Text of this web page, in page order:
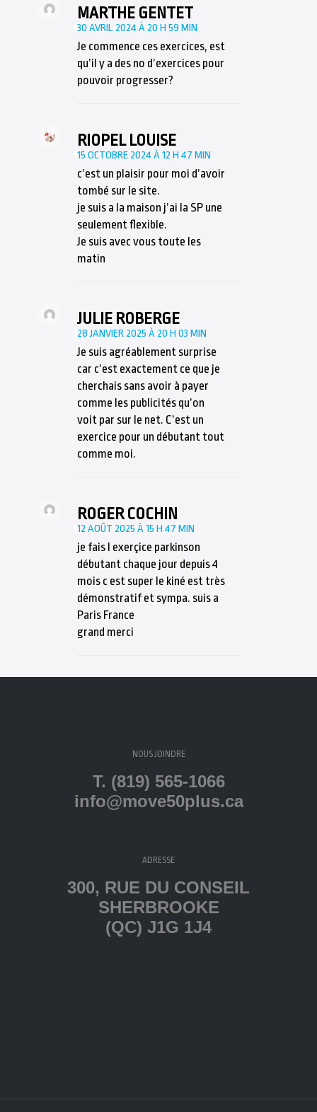
MARTHE GENTET
30 AVRIL 2024 À 20 H 59 MIN
Je commence ces exercices, est
qu’il y a des no d’exercices pour
pouvoir progresser?
RIOPEL LOUISE
15 OCTOBRE 2024 À 12 H 47 MIN
c’est un plaisir pour moi d’avoir
tombé sur le site.
je suis a la maison j’ai la SP une
seulement flexible.
Je suis avec vous toute les
matin
JULIE ROBERGE
28 JANVIER 2025 À 20 H 03 MIN
Je suis agréablement surprise
car c’est exactement ce que je
cherchais sans avoir à payer
comme les publicités qu’on
voit par sur le net. C’est un
exercice pour un débutant tout
comme moi.
ROGER COCHIN
12 AOÛT 2025 À 15 H 47 MIN
je fais l exerçice parkinson
débutant chaque jour depuis 4
mois c est super le kiné est très
démonstratif et sympa. suis a
Paris France
grand merci
NOUS JOINDRE
T. (819) 565-1066
info@move50plus.ca
ADRESSE
300, RUE DU CONSEIL
SHERBROOKE
(QC) J1G 1J4